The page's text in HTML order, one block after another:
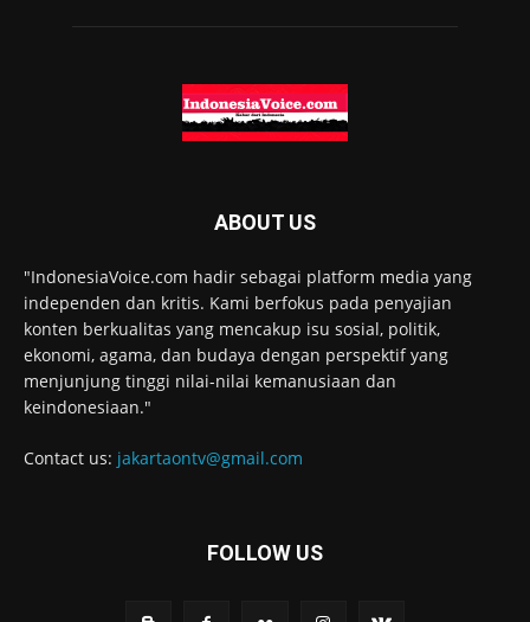
ABOUT US
"IndonesiaVoice.com hadir sebagai platform media yang
independen dan kritis. Kami berfokus pada penyajian
konten berkualitas yang mencakup isu sosial, politik,
ekonomi, agama, dan budaya dengan perspektif yang
menjunjung tinggi nilai-nilai kemanusiaan dan
keindonesiaan."
Contact us: jakartaontv@gmail.com
FOLLOW US